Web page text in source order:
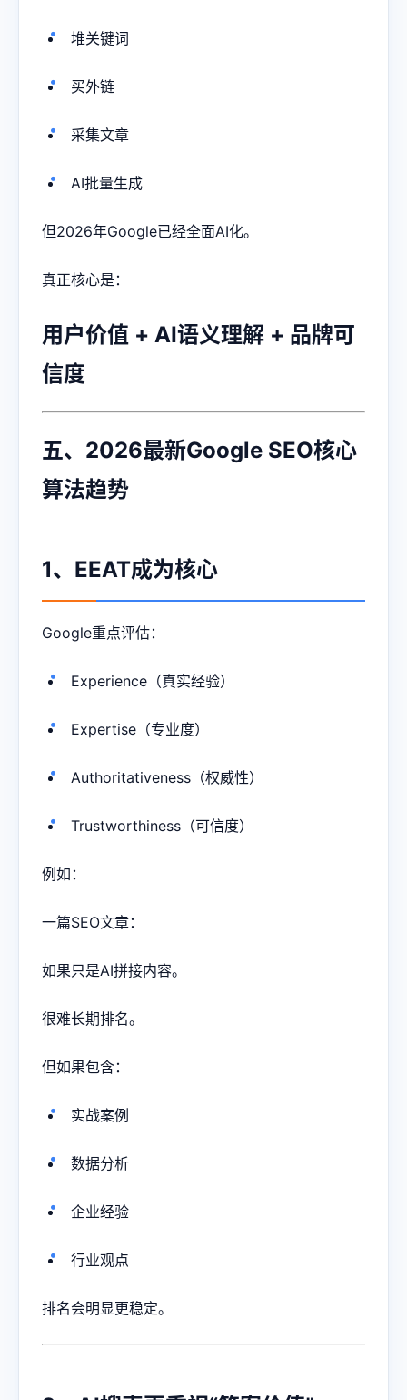
堆关键词
买外链
采集文章
AI批量生成
但2026年Google已经全面AI化。
真正核心是：
用户价值 + AI语义理解 + 品牌可
信度
五、2026最新Google SEO核心
算法趋势
1、EEAT成为核心
Google重点评估：
Experience（真实经验）
Expertise（专业度）
Authoritativeness（权威性）
Trustworthiness（可信度）
例如：
一篇SEO文章：
如果只是AI拼接内容。
很难长期排名。
但如果包含：
实战案例
数据分析
企业经验
行业观点
排名会明显更稳定。